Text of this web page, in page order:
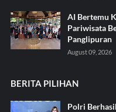
AI Bertemu
Pariwisata
Panglipuran
August 09, 2026
BERITA PILIHAN
Polri